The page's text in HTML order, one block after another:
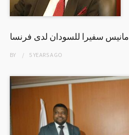
مانيس سفيرا للسودان لدى فرنسا
BY 5 YEARSAGO